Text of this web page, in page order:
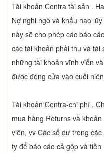
Tài khoản Contra tài sản .
Nợ nghi ngờ và khấu hao
này sẽ cho phép các báo
các tài khoản phải thu và
những tài khoản vĩnh viễn
được đóng cửa vào cuối
Tài khoản Contra-chi phí .
mua hàng Returns và
viên, vv Các số dư trong
ty để báo cáo cả gộp và